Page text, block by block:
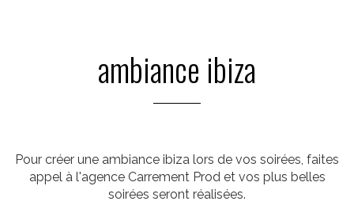
ambiance ibiza
Pour créer une ambiance ibiza lors de vos soirées, faites
appel à l'agence Carrement Prod et vos plus belles
soirées seront réalisées.